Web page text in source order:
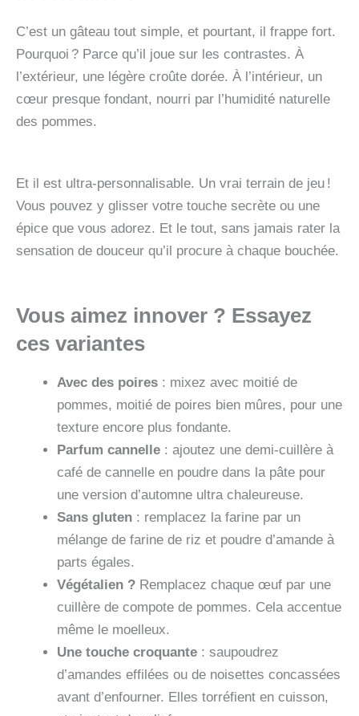
C’est un gâteau tout simple, et pourtant, il frappe fort.
Pourquoi ? Parce qu’il joue sur les contrastes. À
l’extérieur, une légère croûte dorée. À l’intérieur, un
cœur presque fondant, nourri par l’humidité naturelle
des pommes.
Et il est ultra-personnalisable. Un vrai terrain de jeu !
Vous pouvez y glisser votre touche secrète ou une
épice que vous adorez. Et le tout, sans jamais rater la
sensation de douceur qu’il procure à chaque bouchée.
Vous aimez innover ? Essayez
ces variantes
Avec des poires : mixez avec moitié de
pommes, moitié de poires bien mûres, pour une
texture encore plus fondante.
Parfum cannelle : ajoutez une demi-cuillère à
café de cannelle en poudre dans la pâte pour
une version d’automne ultra chaleureuse.
Sans gluten : remplacez la farine par un
mélange de farine de riz et poudre d’amande à
parts égales.
Végétalien ? Remplacez chaque œuf par une
cuillère de compote de pommes. Cela accentue
même le moelleux.
Une touche croquante : saupoudrez
d’amandes effilées ou de noisettes concassées
avant d’enfourner. Elles torréfient en cuisson,